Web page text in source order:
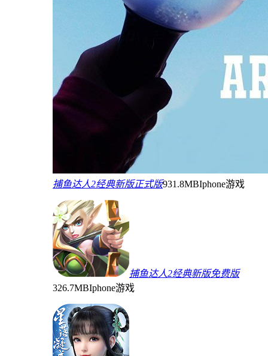
捕鱼达人2经典新版正式版931.8MBIphone游戏
捕鱼达人2经典新版免费版
326.7MBIphone游戏